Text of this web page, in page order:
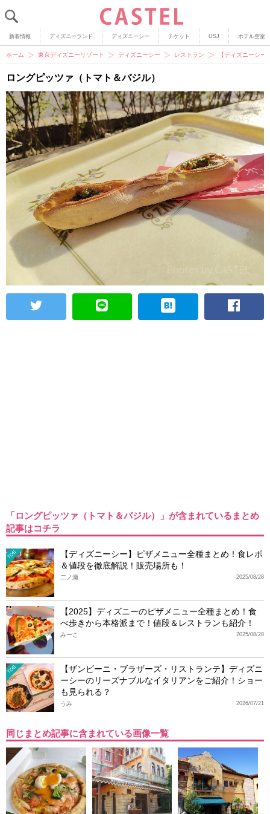
新着情報 ディズニーランド ディズニーシー チケット USJ ホテル空室
ホーム 東京ディズニーリゾート ディズニーシー レストラン 【ディズニーシ
ロングピッツァ（トマト＆バジル）
「ロングピッツァ（トマト＆バジル）」が含まれているまとめ
記事はコチラ
TDS
【ディズニーシー】ピザメニュー全種まとめ！食レポ
＆値段を徹底解説！販売場所も！
2025/08/28
二ノ瀬
【2025】ディズニーのピザメニュー全種まとめ！食
べ歩きから本格派まで！値段＆レストランも紹介！
2025/08/28
みーこ
TDS
【ザンビーニ・ブラザーズ・リストランテ】ディズニ
ーシーのリーズナブルなイタリアンをご紹介！ショー
も見られる？
2026/07/21
うみ
同じまとめ記事に含まれている画像一覧